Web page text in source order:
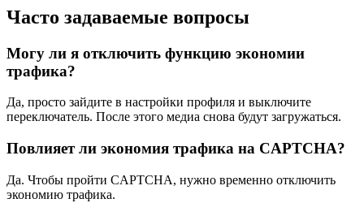
Часто задаваемые вопросы
Могу ли я отключить функцию экономии
трафика?
Да, просто зайдите в настройки профиля и выключите
переключатель. После этого медиа снова будут загружаться.
Повлияет ли экономия трафика на CAPTCHA?
Да. Чтобы пройти CAPTCHA, нужно временно отключить
экономию трафика.